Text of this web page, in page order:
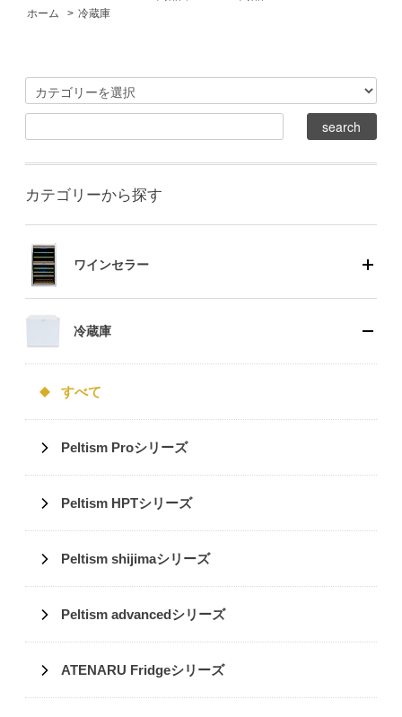
ホーム > 冷蔵庫
カテゴリーから探す
ワインセラー
冷蔵庫
すべて
Peltism Proシリーズ
Peltism HPTシリーズ
Peltism shijimaシリーズ
Peltism advancedシリーズ
ATENARU Fridgeシリーズ